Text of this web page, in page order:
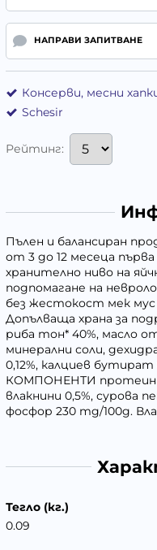
НАПРАВИ ЗАПИТВАНЕ
Консерви, месни
Schesir
Рейтинг:
Пълен и балансиран
от 3 до 12 месеца
хранително ниво на
подпомагане на
без жестокост мек
Допълваща храна за
риба тон* 40%, масло
минерални соли,
0,12%, калциев
КОМПОНЕНТИ протеин
влакнини 0,5%, сурова
фосфор 230 mg/100g.
Тегло (кг.)
0.09